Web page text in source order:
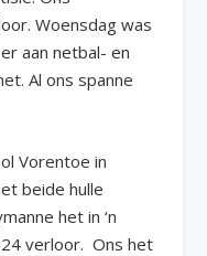
Woensdag was
aan netbal- en
Al ons spanne
Vorentoe in
beide hulle
het in ‘n
verloor. Ons het